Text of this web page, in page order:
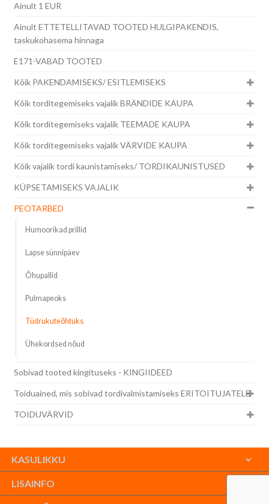
Ainult 1 EUR
Ainult ETTETELLITAVAD TOOTED HULGIPAKENDIS,
taskukohasema hinnaga
E171-VABAD TOOTED
Kõik PAKENDAMISEKS/ ESITLEMISEKS
Kõik torditegemiseks vajalik BRÄNDIDE KAUPA
Kõik torditegemiseks vajalik TEEMADE KAUPA
Kõik torditegemiseks vajalik VÄRVIDE KAUPA
Kõik vajalik tordi kaunistamiseks/ TORDIKAUNISTUSED
KÜPSETAMISEKS VAJALIK
PEOTARBED
Humoorikad prillid
Lapse sünnipäev
Õhupallid
Pulmapeoks
Tüdrukuteõhtuks
Ühekordsed nõud
Sobivad tooted kingituseks - KINGIIDEED
Toiduained, mis sobivad tordivalmistamiseks ERITOITUJATELE
TOIDUVÄRVID
KASULIKKU
LISAINFO